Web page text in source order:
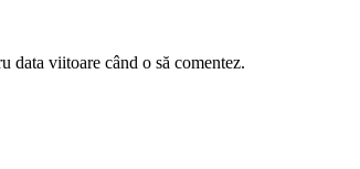
data viitoare când o să comentez.